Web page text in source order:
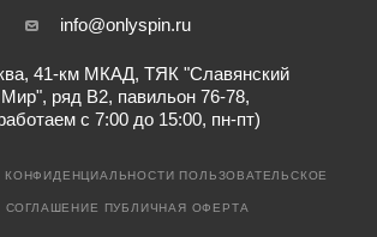
info@onlyspin.ru
41-км МКАД, ТЯК "Славянский
Мир", ряд В2, павильон 76-78,
с 7:00 до 15:00, пн-пт)
КОНФИДЕНЦИАЛЬНОСТИ ПОЛЬЗОВАТЕЛЬСКОЕ
СОГЛАШЕНИЕ ПУБЛИЧНАЯ ОФЕРТА